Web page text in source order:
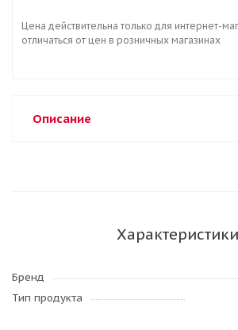
Цена действительна только для интернет-
отличаться от цен в розничных магазинах
Описание
Характеристики
Бренд
Тип продукта